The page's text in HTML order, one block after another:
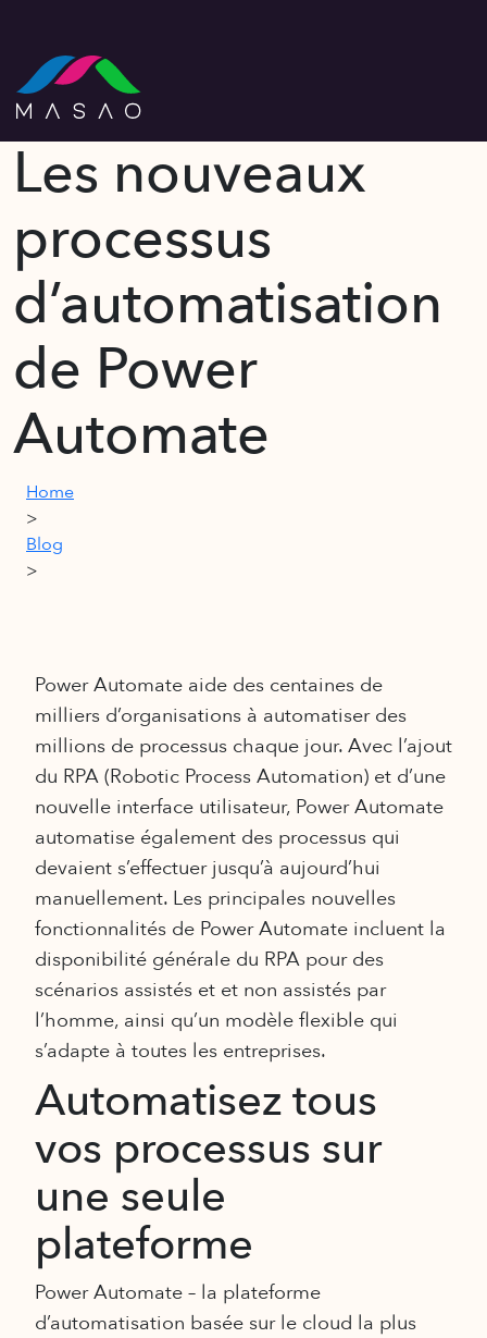
Les nouveaux
processus
d’automatisation
de Power
Automate
Home
>
Blog
>
Power Automate aide des centaines de
milliers d’organisations à automatiser des
millions de processus chaque jour. Avec l’ajout
du RPA (Robotic Process Automation) et d’une
nouvelle interface utilisateur, Power Automate
automatise également des processus qui
devaient s’effectuer jusqu’à aujourd’hui
manuellement. Les principales nouvelles
fonctionnalités de Power Automate incluent la
disponibilité générale du RPA pour des
scénarios assistés et et non assistés par
l’homme, ainsi qu’un modèle flexible qui
s’adapte à toutes les entreprises.
Automatisez tous
vos processus sur
une seule
plateforme
Power Automate – la plateforme
d’automatisation basée sur le cloud la plus